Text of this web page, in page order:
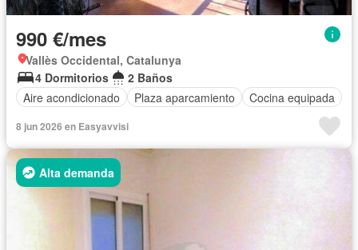
990 €/mes
Vallès Occidental, Catalunya
4 Dormitorios
2 Baños
Aire acondicionado
Plaza aparcamiento Cocina equipada
8 jun 2026 en Easyavvisi
Alta demanda